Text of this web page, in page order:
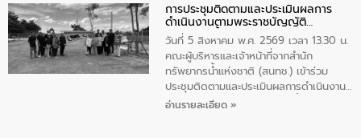
การประชุมติดตามและประเมินผลการ
ดำเนินงานตามพระราชบัญญัติ
ทรัพยากรน้ำ พ.ศ. 2561 ประจำ
ปีงบประมาณ พ.ศ. 2569
วันที่ 5 สิงหาคม พ.ศ. 2569 เวลา 13.30 น.
คณะผู้บริหารและเจ้าหน้าที่จากสำนัก
ทรัพยากรน้ำแห่งชาติ (สนทช.) เข้าร่วม
ประชุมติดตามและประเมินผลการดำเนินงาน
ตามพระราชบัญญัติทรัพยากรน้ำ พ.ศ. 2561
อ่านรายละเอียด »